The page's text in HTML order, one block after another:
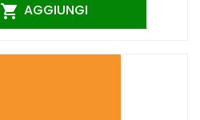
 AGGIUNGI